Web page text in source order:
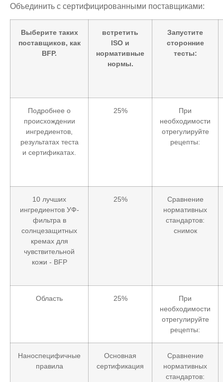
Объединить с сертифицированными поставщиками:
Выберите таких
поставщиков, как
BFP.
встретить
ISO и
нормативные
нормы.
Запустите
сторонние
тесты:
Подробнее о
происхождении
ингредиентов,
результатах теста
и сертификатах.
25%
При
необходимости
отрегулируйте
рецепты:
10 лучших
ингредиентов УФ-
фильтра в
солнцезащитных
кремах для
чувствительной
кожи - BFP
25%
Сравнение
нормативных
стандартов:
снимок
Область 25%
При
необходимости
отрегулируйте
рецепты:
Наноспецифичные
правила
Основная
сертификация
Сравнение
нормативных
стандартов: